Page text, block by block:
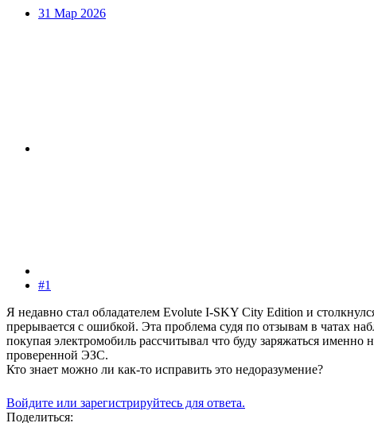
31 Мар 2026
#1
Я недавно стал обладателем Evolute I-SKY City Edition и
прерывается с ошибкой. Эта проблема судя по отзывам в чатах
покупая электромобиль рассчитывал что буду заряжаться именно
проверенной ЭЗС.
Кто знает можно ли как-то исправить это недоразумение?
Войдите или зарегистрируйтесь для ответа.
Поделиться: